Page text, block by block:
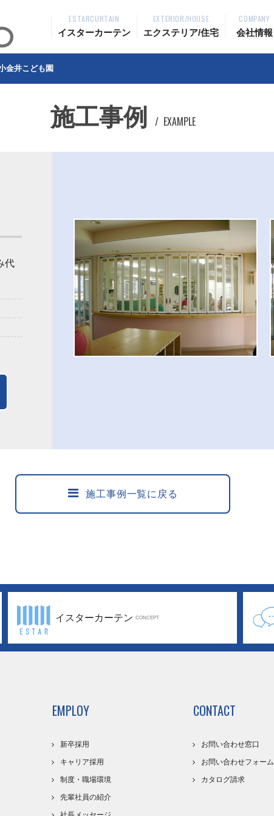
ESTARCURTAIN
イスターカーテン
EXTERIOR/HOUSE
エクステリア/住宅
COMPANY
会社情報
金井こども園
施工事例 EXAMPLE
代
施工事例一覧に戻る
イスターカーテン CONCEPT
EMPLOY
新卒採用
キャリア採用
制度・職場環境
先輩社員の紹介
CONTACT
お問い合わせ窓口
お問い合わせフォーム
カタログ請求